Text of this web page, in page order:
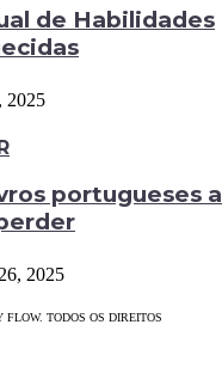
de Habilidades
2025
portugueses a
2025
TODOS OS DIREITOS